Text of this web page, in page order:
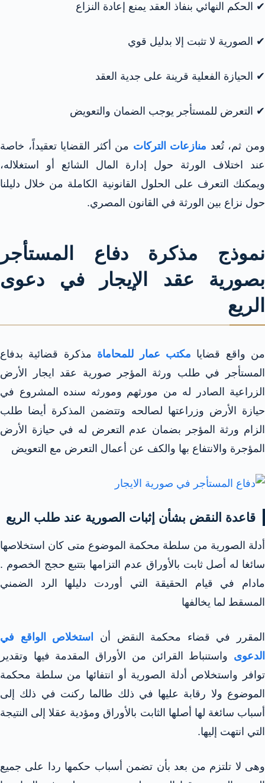
✔ الحكم النهائي بنفاذ العقد يمنع إعادة النزاع
✔ الصورية لا تثبت إلا بدليل قوي
✔ الحيازة الفعلية قرينة على جدية العقد
✔ التعرض للمستأجر يوجب الضمان والتعويض
ومن ثم، تُعد منازعات التركات من أكثر القضايا تعقيداً، خاصة
عند اختلاف الورثة حول إدارة المال الشائع أو استغلاله،
ويمكنك التعرف على الحلول القانونية الكاملة من خلال دليلنا
حول نزاع بين الورثة في القانون المصري.
نموذج مذكرة دفاع المستأجر
بصورية عقد الإيجار في دعوى
الريع
من واقع قضايا مكتب عمار للمحاماة مذكرة قضائية بدفاع
المستأجر في طلب ورثة المؤجر صورية عقد ايجار الأرض
الزراعية الصادر له من مورثهم ومورثه سنده المشروع في
حيازة الأرض وزراعتها لصالحه وتتضمن المذكرة أيضا طلب
الزام ورثة المؤجر بضمان عدم التعرض له في حيازة الأرض
المؤجرة والانتفاع بها والكف عن أعمال التعرض مع التعويض
قاعدة النقض بشأن إثبات الصورية عند طلب الريع
أدلة الصورية من سلطة محكمة الموضوع متى كان استخلاصها
سائغا له أصل ثابت بالأوراق عدم التزامها بتتبع حجج الخصوم .
مادام في قيام الحقيقة التي أوردت دليلها الرد الضمني
المسقط لما يخالفها
المقرر في قضاء محكمة النقض أن
استخلاص الواقع في
الدعوى واستنباط القرائن من الأوراق المقدمة فيها وتقدير
توافر واستخلاص أدلة الصورية أو انتفائها من سلطة محكمة
الموضوع ولا رقابة عليها في ذلك طالما ركنت في ذلك إلى
أسباب سائغة لها أصلها الثابت بالأوراق ومؤدية عقلا إلى النتيجة
التي انتهت إليها.
وهى لا تلتزم من بعد بأن تضمن أسباب حكمها ردا على جميع